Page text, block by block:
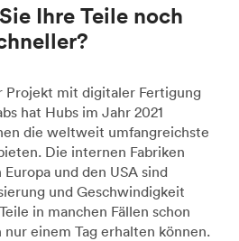
Ihre Teile noch
Projekt mit digitaler Fertigung
hat Hubs im Jahr 2021
die weltweit umfangreichste
Die internen Fabriken
und den USA sind
und Geschwindigkeit
in manchen Fällen schon
einem Tag erhalten können.